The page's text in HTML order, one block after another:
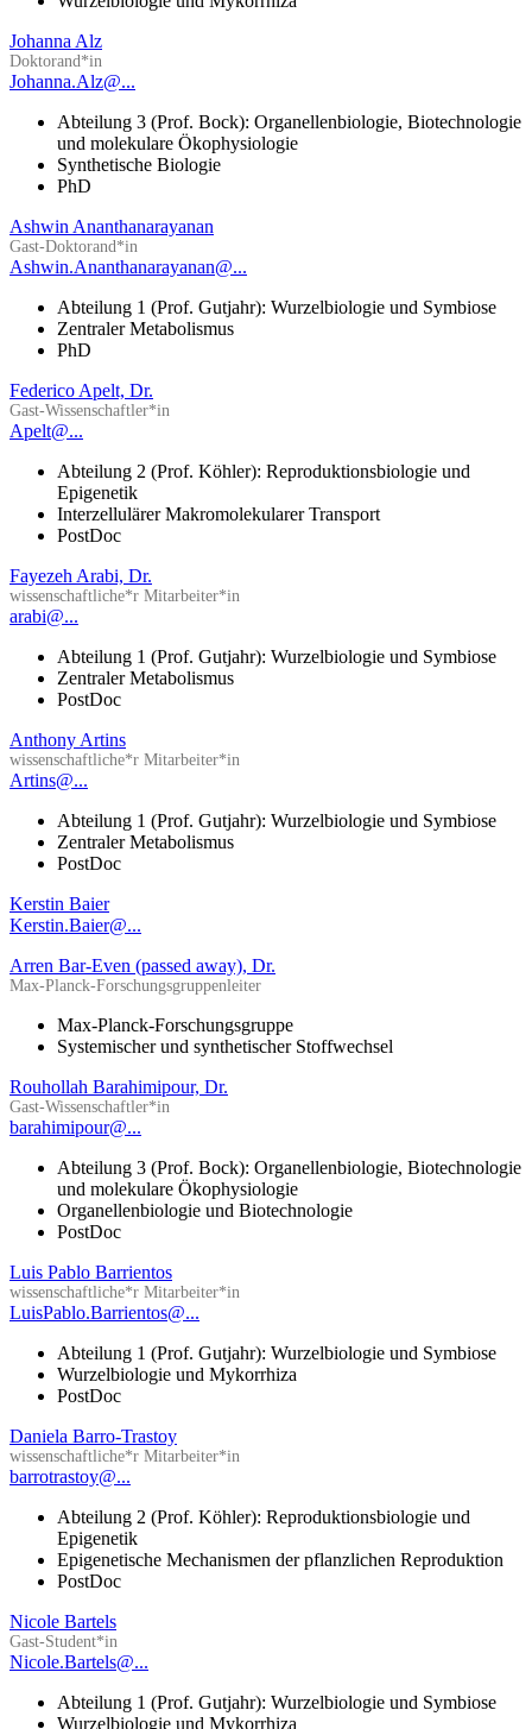
Johanna Alz
Doktorand*in
Johanna.Alz@...
Abteilung 3 (Prof. Bock): Organellenbiologie, Biotechnologie
und molekulare Ökophysiologie
Synthetische Biologie
PhD
Ashwin Ananthanarayanan
Gast-Doktorand*in
Ashwin.Ananthanarayanan@...
Abteilung 1 (Prof. Gutjahr): Wurzelbiologie und Symbiose
Zentraler Metabolismus
PhD
Federico Apelt, Dr.
Gast-Wissenschaftler*in
Apelt@...
Abteilung 2 (Prof. Köhler): Reproduktionsbiologie und
Epigenetik
Interzellulärer Makromolekularer Transport
PostDoc
Fayezeh Arabi, Dr.
wissenschaftliche*r Mitarbeiter*in
arabi@...
Abteilung 1 (Prof. Gutjahr): Wurzelbiologie und Symbiose
Zentraler Metabolismus
PostDoc
Anthony Artins
wissenschaftliche*r Mitarbeiter*in
Artins@...
Abteilung 1 (Prof. Gutjahr): Wurzelbiologie und Symbiose
Zentraler Metabolismus
PostDoc
Kerstin Baier
Kerstin.Baier@...
Arren Bar-Even (passed away), Dr.
Max-Planck-Forschungsgruppenleiter
Max-Planck-Forschungsgruppe
Systemischer und synthetischer Stoffwechsel
Rouhollah Barahimipour, Dr.
Gast-Wissenschaftler*in
barahimipour@...
Abteilung 3 (Prof. Bock): Organellenbiologie, Biotechnologie
und molekulare Ökophysiologie
Organellenbiologie und Biotechnologie
PostDoc
Luis Pablo Barrientos
wissenschaftliche*r Mitarbeiter*in
LuisPablo.Barrientos@...
Abteilung 1 (Prof. Gutjahr): Wurzelbiologie und Symbiose
Wurzelbiologie und Mykorrhiza
PostDoc
Daniela Barro-Trastoy
wissenschaftliche*r Mitarbeiter*in
barrotrastoy@...
Abteilung 2 (Prof. Köhler): Reproduktionsbiologie und
Epigenetik
Epigenetische Mechanismen der pflanzlichen Reproduktion
PostDoc
Nicole Bartels
Gast-Student*in
Nicole.Bartels@...
Abteilung 1 (Prof. Gutjahr): Wurzelbiologie und Symbiose
Wurzelbiologie und Mykorrhiza